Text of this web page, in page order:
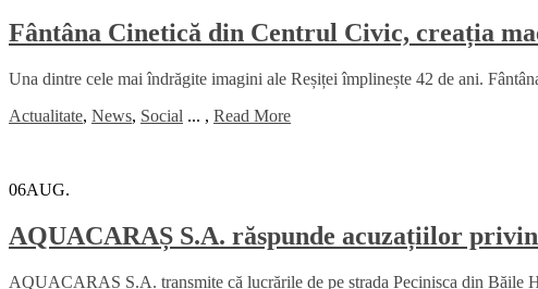
Fântâna Cinetică din Centrul Civic, creația
Una dintre cele mai îndrăgite imagini ale Reșiței împlinește 42 de ani.
Actualitate, News, Social ... , Read More
06AUG.
AQUACARAȘ S.A. răspunde acuzațiilor
AQUACARAȘ S.A. transmite că lucrările de pe strada Pecinișca din Băile